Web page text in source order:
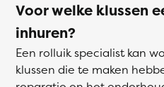
Voor welke klussen
inhuren?
Een rolluik specialist kan
klussen die te maken